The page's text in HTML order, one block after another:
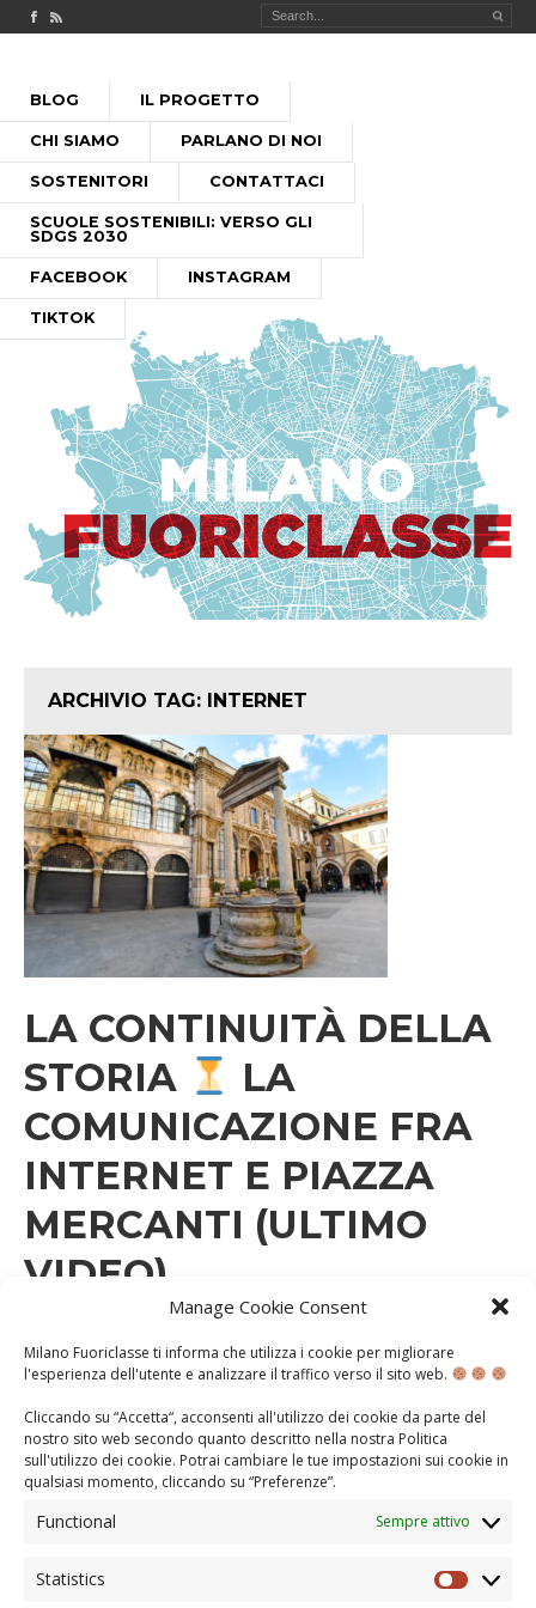
Manage Cookie Consent
Milano Fuoriclasse ti informa che utilizza i cookie per migliorare
l'esperienza dell'utente e analizzare il traffico verso il sito web.
Cliccando su “Accetta“, acconsenti all'utilizzo dei cookie da parte del
nostro sito web secondo quanto descritto nella nostra Politica
sull'utilizzo dei cookie. Potrai cambiare le tue impostazioni sui cookie in
qualsiasi momento, cliccando su “Preferenze”.
Functional Sempre attivo
Statistics
Check out our Facebook page
MILANO FUORICLASSE RSS feed
MENU PRINCIPALE
PASSA
CONTENUTO
BLOG IL PROGETTO
CHI SIAMO PARLANO DI NOI
SOSTENITORI CONTATTACI
SCUOLE SOSTENIBILI: VERSO GLI
SDGS 2030
FACEBOOK INSTAGRAM
TIKTOK
ARCHIVIO TAG: INTERNET
LA CONTINUITÀ DELLA
STORIA
LA
COMUNICAZIONE FRA
INTERNET E PIAZZA
MERCANTI (ULTIMO
VIDEO)
A.S. 2019-2020 CLASSI PRIME CLASSI SECONDE
CLASSI TERZE
Ultimo video Siamo arrivati alla fine di questo percorso,
e chi l’avrebbe detto? Questo nuovo format è stato
una vera e propria avventura. Siamo partiti con delle
idee, e siamo arrivati con ben 9 video, ognuno diverso,
quello legato …